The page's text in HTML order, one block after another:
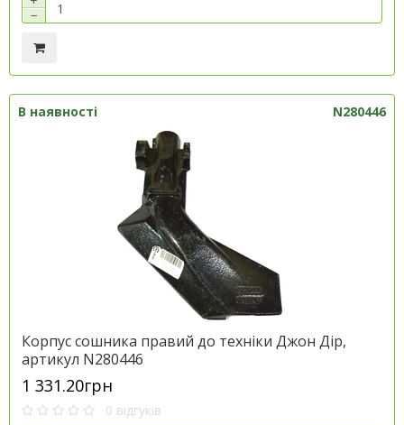
−
В наявності N280446
Корпус сошника правий до техніки Джон Дір,
артикул N280446
1 331.20грн
0 відгуків